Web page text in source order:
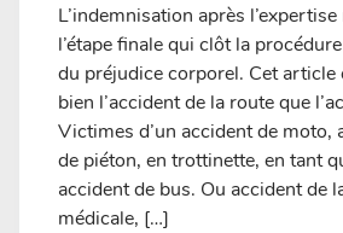
L’indemnisation après
l’étape finale qui clôt la
du préjudice corporel. Cet article
bien l’accident de la route que
Victimes d’un accident de moto,
de piéton, en trottinette, en tant
accident de bus. Ou accident de
médicale, […]